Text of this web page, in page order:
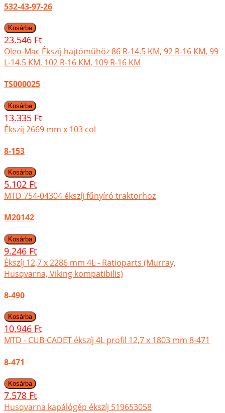
532-43-97-26
23.546 Ft
Oleo-Mac Ékszíj hajtóműhöz 86 R-14.5 KM, 92 R-16 KM, 99
L-14.5 KM, 102 R-16 KM, 109 R-16 KM
TS000025
13.335 Ft
Ékszíj 2669 mm x 103 col
8-153
5.102 Ft
MTD 754-04304 ékszíj fűnyíró traktorhoz
M20142
9.246 Ft
Ékszíj 12,7 x 2286 mm 4L - Ratioparts (Murray,
Husqvarna, Viking kompatibilis)
8-490
10.946 Ft
MTD - CUB-CADET ékszíj 4L profil 12,7 x 1803 mm 8-471
8-471
7.578 Ft
Husqvarna kapálógép ékszíj 519653058